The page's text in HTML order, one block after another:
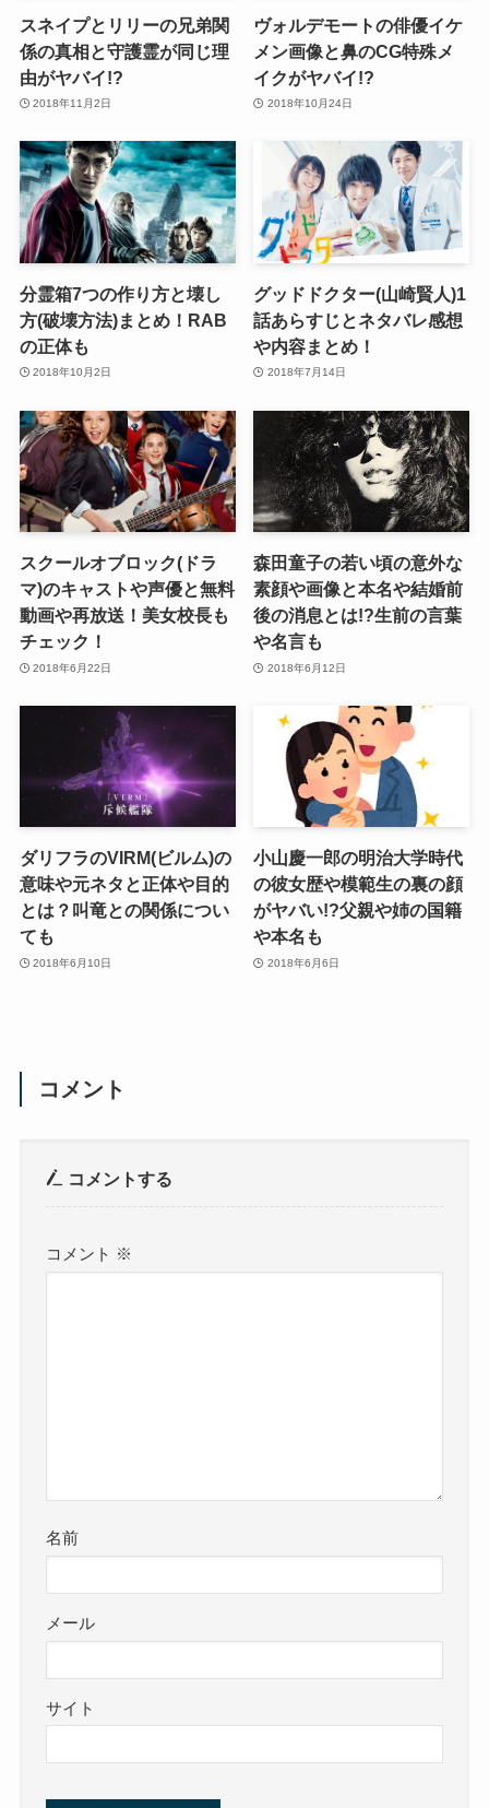
スネイプとリリーの兄弟関
係の真相と守護霊が同じ理
由がヤバイ!?
2018年11月2日
ヴォルデモートの俳優イケ
メン画像と鼻のCG特殊メ
イクがヤバイ!?
2018年10月24日
分霊箱7つの作り方と壊し
方(破壊方法)まとめ！RAB
の正体も
2018年10月2日
グッドドクター(山崎賢人)1
話あらすじとネタバレ感想
や内容まとめ！
2018年7月14日
スクールオブロック(ドラ
マ)のキャストや声優と無料
動画や再放送！美女校長も
チェック！
2018年6月22日
森田童子の若い頃の意外な
素顔や画像と本名や結婚前
後の消息とは!?生前の言葉
や名言も
2018年6月12日
ダリフラのVIRM(ビルム)の
意味や元ネタと正体や目的
とは？叫竜との関係につい
ても
2018年6月10日
小山慶一郎の明治大学時代
の彼女歴や模範生の裏の顔
がヤバい!?父親や姉の国籍
や本名も
2018年6月6日
コメント
コメントする
コメント ※
名前
メール
サイト